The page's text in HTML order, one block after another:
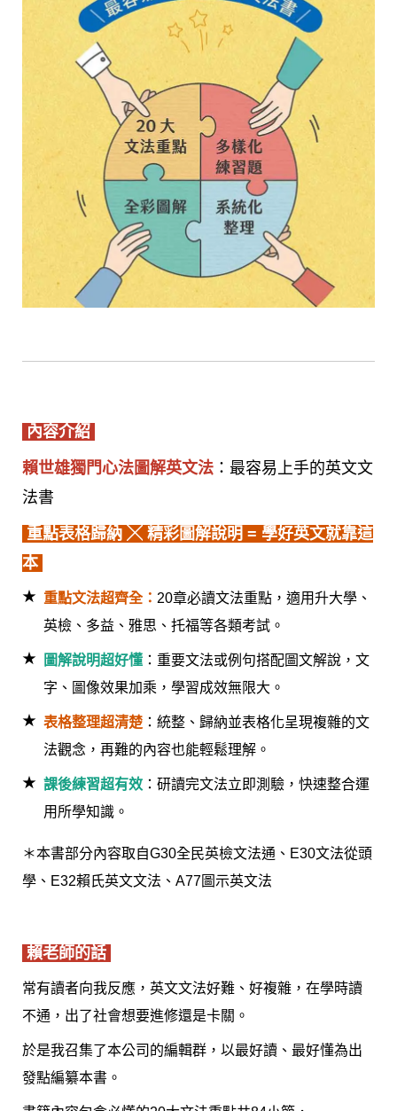
內容介紹
賴世雄獨門心法圖解英文法 ：最容易上手的英文文
法書
重點表格歸納 ╳ 精彩圖解說明 = 學好英文就靠這
本
重點文法超齊全： 20章必讀文法重點，適用升大學、
英檢、多益、雅思、托福等各類考試。
圖解說明超好懂 ：重要文法或例句搭配圖文解說，文
字、圖像效果加乘，學習成效無限大。
表格整理超清楚 ：統整、歸納並表格化呈現複雜的文
法觀念，再難的內容也能輕鬆理解。
課後練習超有效 ：研讀完文法立即測驗，快速整合運
用所學知識。
＊本書部分內容取自G30全民英檢文法通、E30文法從頭
學、E32賴氏英文文法、A77圖示英文法
賴老師的話
常有讀者向我反應，英文文法好難、好複雜，在學時讀
不通，出了社會想要進修還是卡關。
於是我召集了本公司的編輯群，以最好讀、最好懂為出
發點編纂本書。